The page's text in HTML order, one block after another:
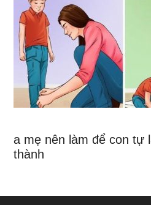
a mẹ nên làm để con tự
thành